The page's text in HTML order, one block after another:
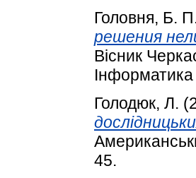
Головня, Б.
решения
Вісник
Голодюк, Л.
45.